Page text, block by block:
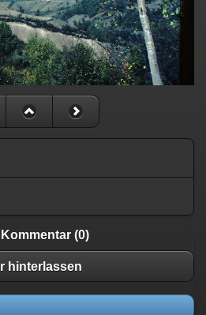
(0)
hinterlassen